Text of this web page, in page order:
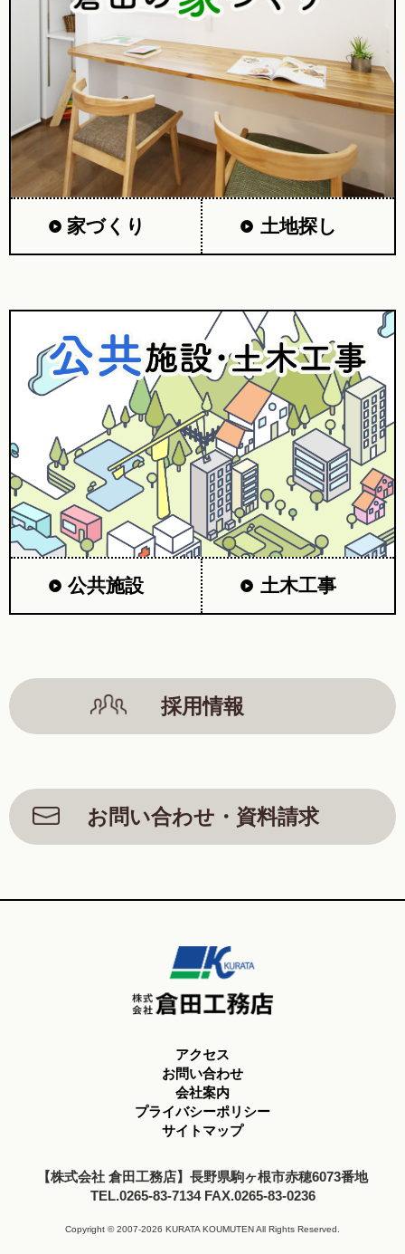
家づくり 土地探し
公共施設 土木工事
採用情報
お問い合わせ・資料請求
アクセス
お問い合わせ
会社案内
プライバシーポリシー
サイトマップ
【株式会社 倉田工務店】長野県駒ヶ根市赤穂6073番地
TEL.0265-83-7134 FAX.0265-83-0236
Copyright © 2007-2026 KURATA KOUMUTEN All Rights Reserved.